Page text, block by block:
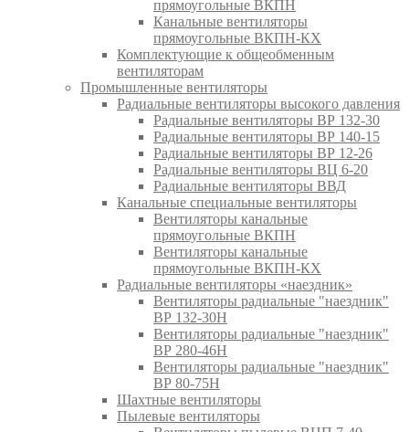
прямоугольные ВКПН
Канальные вентиляторы
прямоугольные ВКПН-КХ
Комплектующие к общеобменным
вентиляторам
Промышленные вентиляторы
Радиальные вентиляторы высокого давления
Радиальные вентиляторы ВР 132-30
Радиальные вентиляторы ВР 140-15
Радиальные вентиляторы ВР 12-26
Радиальные вентиляторы ВЦ 6-20
Радиальные вентиляторы ВВД
Канальные специальные вентиляторы
Вентиляторы канальные
прямоугольные ВКПН
Вентиляторы канальные
прямоугольные ВКПН-КХ
Радиальные вентиляторы «наездник»
Вентиляторы радиальные "наездник"
ВР 132-30Н
Вентиляторы радиальные "наездник"
ВР 280-46Н
Вентиляторы радиальные "наездник"
ВР 80-75Н
Шахтные вентиляторы
Пылевые вентиляторы